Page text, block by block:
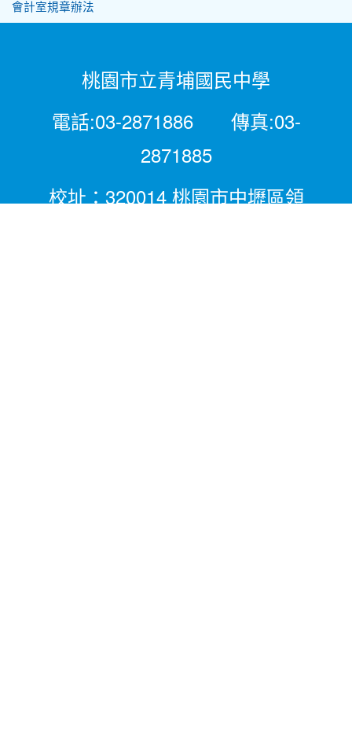
會計室規章辦法
桃園市立青埔國民中學
電話:03-2871886 傳真:03-
2871885
校址：320014 桃園市中壢區領